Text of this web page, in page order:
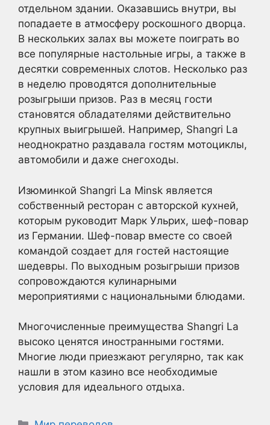
отдельном здании. Оказавшись внутри, вы
попадаете в атмосферу роскошного дворца.
В нескольких залах вы можете поиграть во
все популярные настольные игры, а также в
десятки современных слотов. Несколько раз
в неделю проводятся дополнительные
розыгрыши призов. Раз в месяц гости
становятся обладателями действительно
крупных выигрышей. Например, Shangri La
неоднократно раздавала гостям мотоциклы,
автомобили и даже снегоходы.
Изюминкой Shangri La Minsk является
собственный ресторан с авторской кухней,
которым руководит Марк Ульрих, шеф-повар
из Германии. Шеф-повар вместе со своей
командой создает для гостей настоящие
шедевры. По выходным розыгрыши призов
сопровождаются кулинарными
мероприятиями с национальными блюдами.
Многочисленные преимущества Shangri La
высоко ценятся иностранными гостями.
Многие люди приезжают регулярно, так как
нашли в этом казино все необходимые
условия для идеального отдыха.
Рубрики